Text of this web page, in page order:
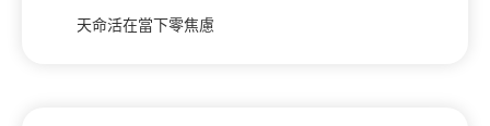
天命活在當下零焦慮